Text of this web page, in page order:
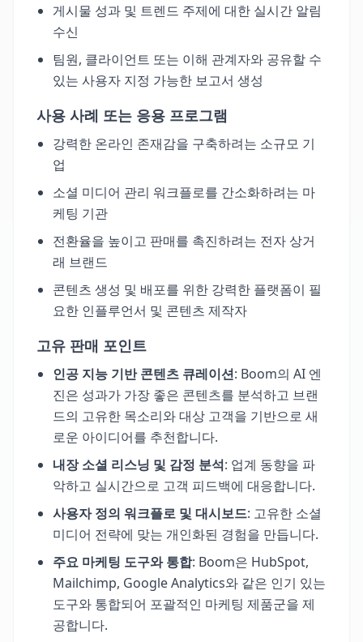
게시물 성과 및 트렌드 주제에 대한 실시간 알림
수신
팀원, 클라이언트 또는 이해 관계자와 공유할 수
있는 사용자 지정 가능한 보고서 생성
사용 사례 또는 응용 프로그램
강력한 온라인 존재감을 구축하려는 소규모 기
업
소셜 미디어 관리 워크플로를 간소화하려는 마
케팅 기관
전환율을 높이고 판매를 촉진하려는 전자 상거
래 브랜드
콘텐츠 생성 및 배포를 위한 강력한 플랫폼이 필
요한 인플루언서 및 콘텐츠 제작자
고유 판매 포인트
인공 지능 기반 콘텐츠 큐레이션: Boom의 AI 엔
진은 성과가 가장 좋은 콘텐츠를 분석하고 브랜
드의 고유한 목소리와 대상 고객을 기반으로 새
로운 아이디어를 추천합니다.
내장 소셜 리스닝 및 감정 분석: 업계 동향을 파
악하고 실시간으로 고객 피드백에 대응합니다.
사용자 정의 워크플로 및 대시보드: 고유한 소셜
미디어 전략에 맞는 개인화된 경험을 만듭니다.
주요 마케팅 도구와 통합: Boom은 HubSpot,
Mailchimp, Google Analytics와 같은 인기 있는
도구와 통합되어 포괄적인 마케팅 제품군을 제
공합니다.